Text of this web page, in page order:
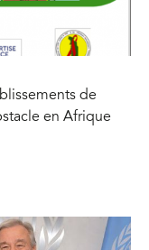
de
en Afrique